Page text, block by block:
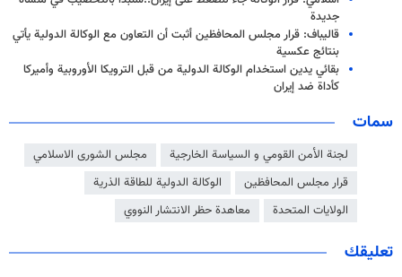
جديدة
قاليباف: قرار مجلس المحافظين أثبت أن التعاون مع الوكالة الدولية يأتي
بنتائج عكسية
بقائي يدين استخدام الوكالة الدولية من قبل الترويكا الأوروبية وأميركا
كأداة ضد إيران
سمات
لجنة الأمن القومي و السياسة الخارجية
مجلس الشورى الاسلامي
قرار مجلس المحافظين
الوكالة الدولية للطاقة الذرية
الولايات المتحدة
معاهدة حظر الانتشار النووي
تعليقك